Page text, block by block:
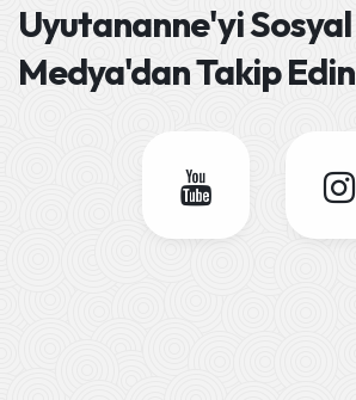
Deniz Eskiköy - Dolunay
Semra Dursun Ateş - Gökçe Ateş
Sümeyra Tatlısöz - Yüsra
Seher&Fatih Gören - Barış
Uyutananne'yiSosyal
Medya'dan Takip Edin